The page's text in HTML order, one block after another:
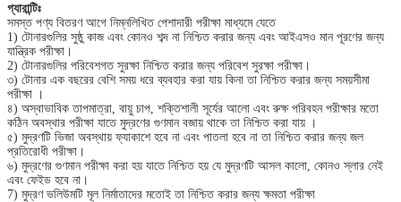
গ্যারান্টিঃ
সমস্ত পণ্য বিতরণ আগে নিম্নলিখিত পেশাদারী পরীক্ষা মাধ্যমে যেতে
1) টোনারগুলির সুষ্ঠু কাজ এবং কোনও শব্দ না নিশ্চিত করার জন্য এবং আইএসও মান পূরণের জন্য
যান্ত্রিক পরীক্ষা।
2) টোনারগুলির পরিবেশগত সুরক্ষা নিশ্চিত করার জন্য পরিবেশ সুরক্ষা পরীক্ষা।
৩) টোনার এক বছরের বেশি সময় ধরে ব্যবহার করা যায় কিনা তা নিশ্চিত করার জন্য সময়সীমা
পরীক্ষা ।
৪) অস্বাভাবিক তাপমাত্রা, বায়ু চাপ, শক্তিশালী সূর্যের আলো এবং রুক্ষ পরিবহন পরীক্ষার মতো
কঠিন অবস্থার পরীক্ষা যাতে মুদ্রণের গুণমান বজায় থাকে তা নিশ্চিত করা যায় ।
৫) মুদ্রণটি ভিজা অবস্থায় ফ্যাকাশে হবে না এবং পাতলা হবে না তা নিশ্চিত করার জন্য জল
প্রতিরোধী পরীক্ষা।
৬) মুদ্রণের গুণমান পরীক্ষা করা হয় যাতে নিশ্চিত হয় যে মুদ্রণটি আসল কালো, কোনও স্লার নেই
এবং ফেইড হবে না।
7) মুদ্রণ ভলিউমটি মূল নির্মাতাদের মতোই তা নিশ্চিত করার জন্য ক্ষমতা পরীক্ষা